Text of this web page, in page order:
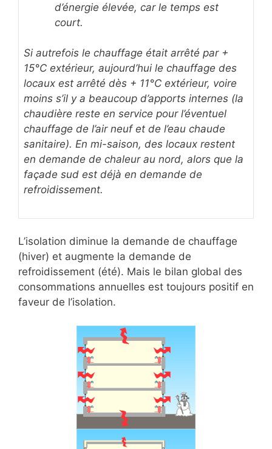
d’énergie élevée, car le temps est
court.
Si autrefois le chauffage était arrêté par +
15°C extérieur, aujourd’hui le chauffage des
locaux est arrêté dès + 11°C extérieur, voire
moins s’il y a beaucoup d’apports internes (la
chaudière reste en service pour l’éventuel
chauffage de l’air neuf et de l’eau chaude
sanitaire). En mi-saison, des locaux restent
en demande de chaleur au nord, alors que la
façade sud est déjà en demande de
refroidissement.
L’isolation diminue la demande de chauffage
(hiver) et augmente la demande de
refroidissement (été). Mais le bilan global des
consommations annuelles est toujours positif en
faveur de l’isolation.